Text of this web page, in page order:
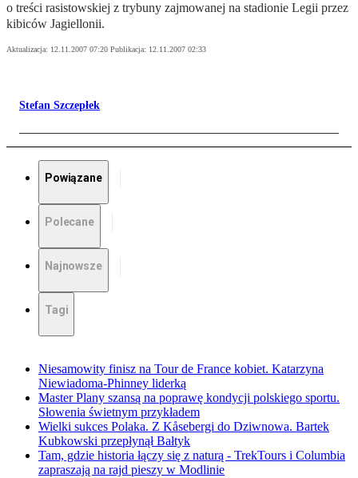
o treści rasistowskiej z trybuny zajmowanej na stadionie Legii przez
kibiców Jagiellonii.
Aktualizacja: 12.11.2007 07:20 Publikacja: 12.11.2007 02:33
Stefan Szczepłek
Powiązane
Polecane
Najnowsze
Tagi
Niesamowity finisz na Tour de France kobiet. Katarzyna
Niewiadoma-Phinney liderką
Master Plany szansą na poprawę kondycji polskiego sportu.
Słowenia świetnym przykładem
Wielki sukces Polaka. Z Kåsebergi do Dziwnowa. Bartek
Kubkowski przepłynął Bałtyk
Tam, gdzie historia łączy się z naturą - TrekTours i Columbia
zapraszają na rajd pieszy w Modlinie